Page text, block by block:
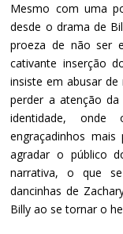
Mesmo com uma
desde o drama de
proeza de não ser
cativante inserção
insiste em abusar
perder a atenção
identidade, onde
engraçadinhos mais
agradar o público
narrativa, o que
dancinhas de
Billy ao se tornar o